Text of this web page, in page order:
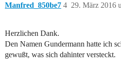
Manfred_850be7 29. März 2016
4
Herzlichen Dank.
Den Namen Gundermann hatte ich
gewußt, was sich dahinter versteckt.